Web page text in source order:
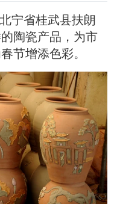
宁省桂武县扶朗
陶瓷产品，为市
节增添色彩。